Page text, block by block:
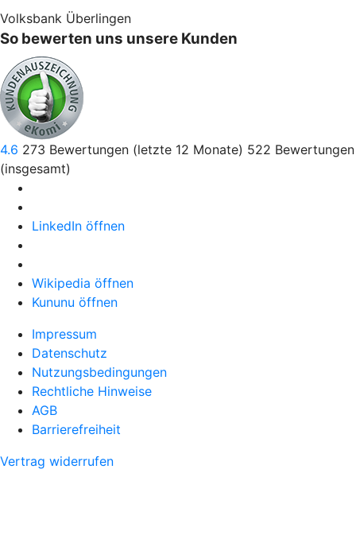
Volksbank Überlingen
So bewerten uns unsere Kunden
4.6 273 Bewertungen (letzte 12 Monate) 522 Bewertungen
(insgesamt)
LinkedIn öffnen
Wikipedia öffnen
Kununu öffnen
Impressum
Datenschutz
Nutzungsbedingungen
Rechtliche Hinweise
AGB
Barrierefreiheit
Vertrag widerrufen